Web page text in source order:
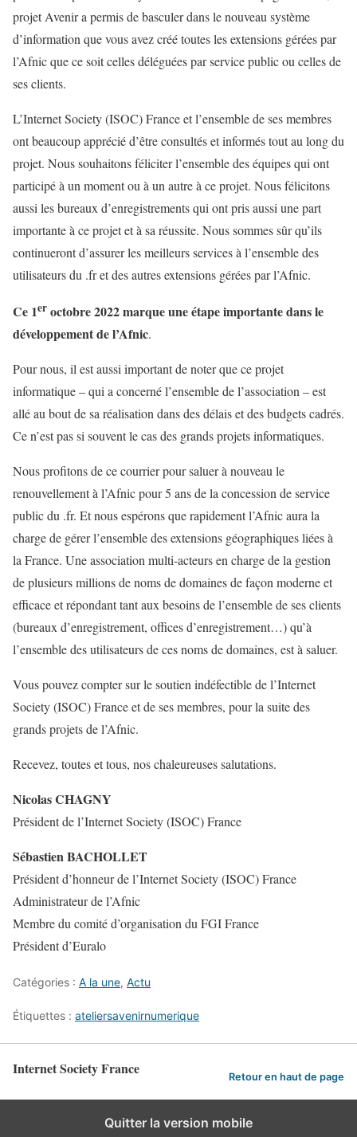
projet Avenir a permis de basculer dans le nouveau système
d’information que vous avez créé toutes les extensions gérées par
l’Afnic que ce soit celles déléguées par service public ou celles de
ses clients.
L’Internet Society (ISOC) France et l’ensemble de ses membres
ont beaucoup apprécié d’être consultés et informés tout au long du
projet. Nous souhaitons féliciter l’ensemble des équipes qui ont
participé à un moment ou à un autre à ce projet. Nous félicitons
aussi les bureaux d’enregistrements qui ont pris aussi une part
importante à ce projet et à sa réussite. Nous sommes sûr qu’ils
continueront d’assurer les meilleurs services à l’ensemble des
utilisateurs du .fr et des autres extensions gérées par l’Afnic.
Ce 1er octobre 2022 marque une étape importante dans le
développement de l’Afnic.
Pour nous, il est aussi important de noter que ce projet
informatique – qui a concerné l’ensemble de l’association – est
allé au bout de sa réalisation dans des délais et des budgets cadrés.
Ce n’est pas si souvent le cas des grands projets informatiques.
Nous profitons de ce courrier pour saluer à nouveau le
renouvellement à l’Afnic pour 5 ans de la concession de service
public du .fr. Et nous espérons que rapidement l’Afnic aura la
charge de gérer l’ensemble des extensions géographiques liées à
la France. Une association multi-acteurs en charge de la gestion
de plusieurs millions de noms de domaines de façon moderne et
efficace et répondant tant aux besoins de l’ensemble de ses clients
(bureaux d’enregistrement, offices d’enregistrement…) qu’à
l’ensemble des utilisateurs de ces noms de domaines, est à saluer.
Vous pouvez compter sur le soutien indéfectible de l’Internet
Society (ISOC) France et de ses membres, pour la suite des
grands projets de l’Afnic.
Recevez, toutes et tous, nos chaleureuses salutations.
Nicolas CHAGNY
Président de l’Internet Society (ISOC) France
Sébastien BACHOLLET
Président d’honneur de l’Internet Society (ISOC) France
Administrateur de l’Afnic
Membre du comité d’organisation du FGI France
Président d’Euralo
Catégories : A la une, Actu
Étiquettes : ateliersavenirnumerique
Internet Society France Retour en haut de page
Quitter la version mobile